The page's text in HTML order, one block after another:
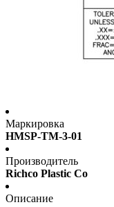
Маркировка
HMSP-TM-3-01
Производитель
Richco Plastic Co
Описание